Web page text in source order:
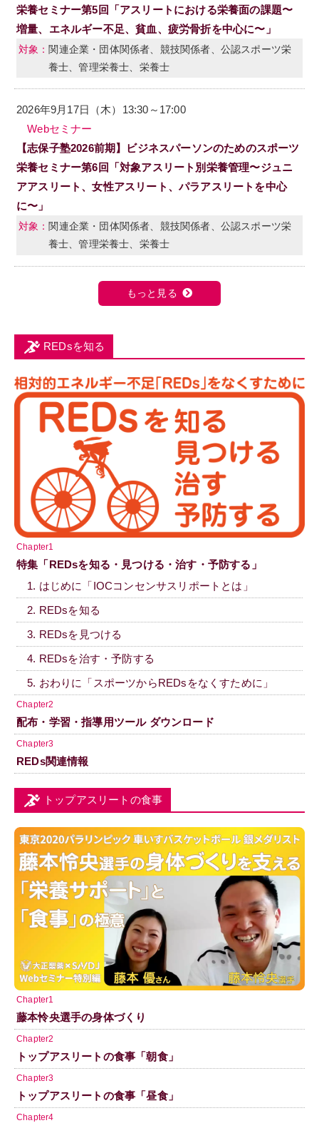
栄養セミナー第5回「アスリートにおける栄養面の課題〜
増量、エネルギー不足、貧血、疲労骨折を中心に〜」
関連企業・団体関係者、競技関係者、公認スポーツ栄
養士、管理栄養士、栄養士
2026年9月17日（木）13:30～17:00
Webセミナー
【志保子塾2026前期】ビジネスパーソンのためのスポーツ
栄養セミナー第6回「対象アスリート別栄養管理〜ジュニ
アアスリート、女性アスリート、パラアスリートを中心
に〜」
関連企業・団体関係者、競技関係者、公認スポーツ栄
養士、管理栄養士、栄養士
もっと見る
REDsを知る
Chapter1
特集「REDsを知る・見つける・治す・予防する」
1. はじめに「IOCコンセンサスリポートとは」
2. REDsを知る
3. REDsを見つける
4. REDsを治す・予防する
5. おわりに「スポーツからREDsをなくすために」
Chapter2
配布・学習・指導用ツール ダウンロード
Chapter3
REDs関連情報
トップアスリートの食事
Chapter1
藤本怜央選手の身体づくり
Chapter2
トップアスリートの食事「朝食」
Chapter3
トップアスリートの食事「昼食」
Chapter4